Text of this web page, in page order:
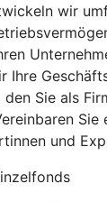
wir
Ihre
Sie als
Sie
und